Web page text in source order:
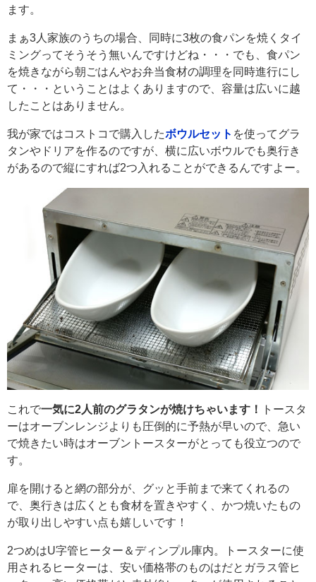
ます。
まぁ3人家族のうちの場合、同時に3枚の食パンを焼くタイ
ミングってそうそう無いんですけどね・・・でも、食パン
を焼きながら朝ごはんやお弁当食材の調理を同時進行にし
て・・・ということはよくありますので、容量は広いに越
したことはありません。
我が家ではコストコで購入したボウルセット を使ってグラ
タンやドリアを作るのですが、横に広いボウルでも奥行き
があるので縦にすれば2つ入れることができるんですよー。
これで一気に2人前のグラタンが焼けちゃいます！
トースタ
ーはオーブンレンジよりも圧倒的に予熱が早いので、急い
で焼きたい時はオーブントースターがとっても役立つので
す。
扉を開けると網の部分が、グッと手前まで来てくれるの
で、奥行きは広くとも食材を置きやすく、かつ焼いたもの
が取り出しやすい点も嬉しいです！
2つめはU字管ヒーター＆ディンプル庫内。トースターに使
用されるヒーターは、安い価格帯のものはだとガラス管ヒ